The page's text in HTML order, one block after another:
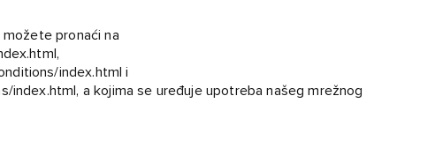
možete pronaći na
,
index.html i
index.html, a kojima se uređuje upotreba našeg mrežnog